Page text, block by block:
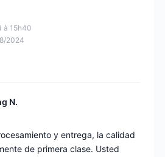
à 15h40
2024
N.
y entrega, la calidad
de primera clase. Usted